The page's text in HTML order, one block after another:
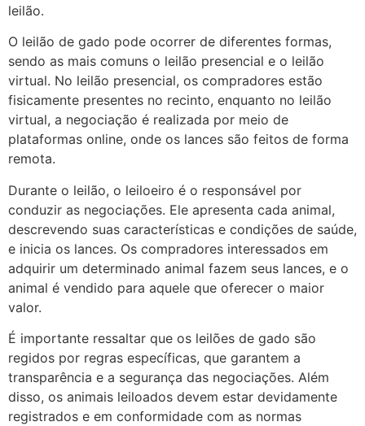
leilão.
O leilão de gado pode ocorrer de diferentes formas,
sendo as mais comuns o leilão presencial e o leilão
virtual. No leilão presencial, os compradores estão
fisicamente presentes no recinto, enquanto no leilão
virtual, a negociação é realizada por meio de
plataformas online, onde os lances são feitos de forma
remota.
Durante o leilão, o leiloeiro é o responsável por
conduzir as negociações. Ele apresenta cada animal,
descrevendo suas características e condições de saúde,
e inicia os lances. Os compradores interessados em
adquirir um determinado animal fazem seus lances, e o
animal é vendido para aquele que oferecer o maior
valor.
É importante ressaltar que os leilões de gado são
regidos por regras específicas, que garantem a
transparência e a segurança das negociações. Além
disso, os animais leiloados devem estar devidamente
registrados e em conformidade com as normas